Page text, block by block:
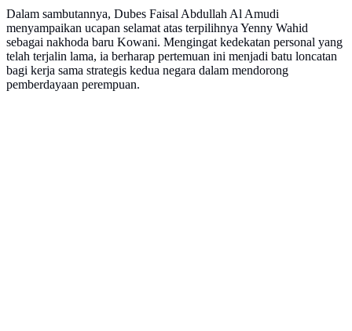
Dalam sambutannya, Dubes Faisal Abdullah Al Amudi
menyampaikan ucapan selamat atas terpilihnya Yenny Wahid
sebagai nakhoda baru Kowani. Mengingat kedekatan personal yang
telah terjalin lama, ia berharap pertemuan ini menjadi batu loncatan
bagi kerja sama strategis kedua negara dalam mendorong
pemberdayaan perempuan.